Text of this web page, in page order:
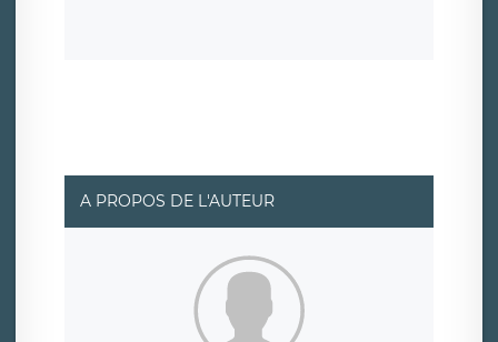
rue Léopold Sédar Senghor, joignable à l’adresse mail :
responsabledetraitement@legavox.fr. Vous avez
également le droit d’introduire une réclamation auprès
d’une autorité de contrôle.
A PROPOS DE L'AUTEUR